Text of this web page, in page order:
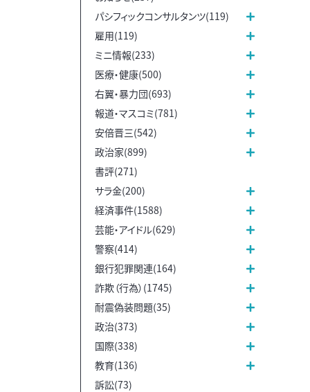
パシフィックコンサルタンツ(119)
雇用(119)
ミニ情報(233)
医療・健康(500)
右翼・暴力団(693)
報道・マスコミ(781)
安倍晋三(542)
政治家(899)
書評(271)
サラ金(200)
経済事件(1588)
芸能・アイドル(629)
警察(414)
銀行犯罪関連(164)
詐欺（行為）(1745)
耐震偽装問題(35)
政治(373)
国際(338)
教育(136)
訴訟(73)